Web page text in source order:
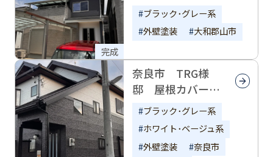
完成
ブラック･グレー系
外壁塗装
大和郡山市
奈良市 TRG様
邸 屋根カバー工
事・外壁塗装
ブラック･グレー系
ホワイト･ベージュ系
外壁塗装
奈良市